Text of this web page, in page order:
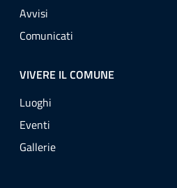
Avvisi
Comunicati
VIVERE IL COMUNE
Luoghi
Eventi
Gallerie